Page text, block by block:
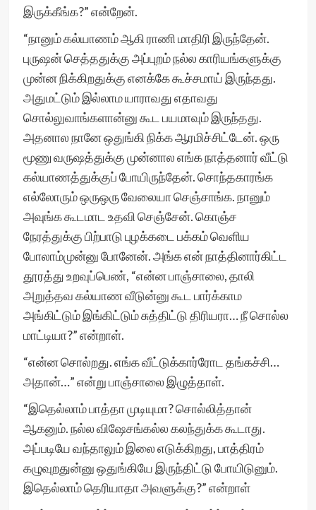
இருக்கீங்க?” என்றேன்.
“நானும் கல்யாணம் ஆகி ராணி மாதிரி இருந்தேன்.
புருஷன் செத்ததுக்கு அப்புறம் நல்ல காரியங்களுக்கு
முன்ன நிக்கிறதுக்கு எனக்கே கூச்சமாய் இருந்தது.
அதுமட்டும் இல்லாம யாராவது எதாவது
சொல்லுவாங்களான்னு கூட பயமாவும் இருந்தது.
அதனால நானே ஒதுங்கி நிக்க ஆரமிச்சிட்டேன். ஒரு
மூணு வருஷத்துக்கு முன்னால எங்க நாத்தனார் வீட்டு
கல்யாணத்துக்குப் போயிருந்தேன். சொந்தகாரங்க
எல்லோரும் ஒருஒரு வேலையா செஞ்சாங்க. நானும்
அவுங்க கூடமாட உதவி செஞ்சேன். கொஞ்ச
நேரத்துக்கு பிற்பாடு புழக்கடை பக்கம் வெளிய
போலாம்முன்னு போனேன். அங்க என் நாத்தினார்கிட்ட
தூரத்து உறவுப்பெண், “என்ன பாஞ்சாலை, தாலி
அறுத்தவ கல்யாண வீடுன்னு கூட பார்க்காம
அங்கிட்டும் இங்கிட்டும் சுத்திட்டு திரியரா… நீ சொல்ல
மாட்டியா?” என்றாள்.
“என்ன சொல்றது. எங்க வீட்டுக்கார்ரோட தங்கச்சி…
அதான்…” என்று பாஞ்சாலை இழுத்தாள்.
“இதெல்லாம் பாத்தா முடியுமா? சொல்லித்தான்
ஆகனும். நல்ல விஷேசங்கல்ல கலந்துக்க கூடாது.
அப்படியே வந்தாலும் இலை எடுக்கிறது, பாத்திரம்
கழுவுறதுன்னு ஒதுங்கியே இருந்திட்டு போயிடுனும்.
இதெல்லாம் தெரியாதா அவளுக்கு?” என்றாள்